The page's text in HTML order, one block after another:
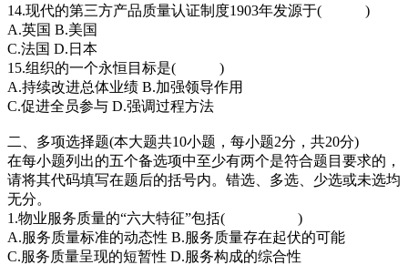
14.现代的第三方产品质量认证制度1903年发源于( )
A.英国 B.美国
C.法国 D.日本
15.组织的一个永恒目标是( )
A.持续改进总体业绩 B.加强领导作用
C.促进全员参与 D.强调过程方法
二、多项选择题(本大题共10小题，每小题2分，共20分)
在每小题列出的五个备选项中至少有两个是符合题目要求的，
请将其代码填写在题后的括号内。错选、多选、少选或未选均
无分。
1.物业服务质量的“六大特征”包括( )
A.服务质量标准的动态性 B.服务质量存在起伏的可能
C.服务质量呈现的短暂性 D.服务构成的综合性